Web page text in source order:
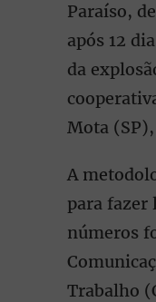
Paraíso,
após 12
da
Mota
A
para fazer
números
Trabalho